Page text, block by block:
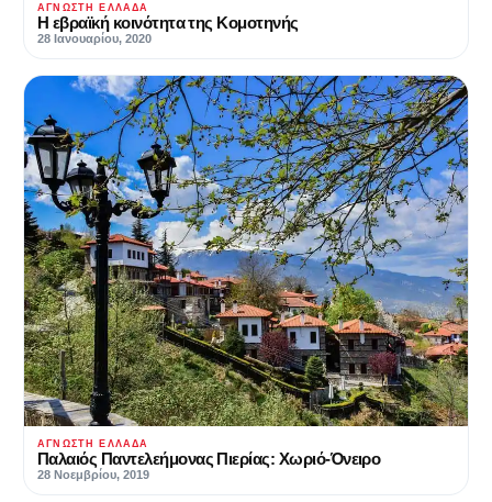
ΆΓΝΩΣΤΗ ΕΛΛΆΔΑ
Η εβραϊκή κοινότητα της Κομοτηνής
28 Ιανουαρίου, 2020
ΆΓΝΩΣΤΗ ΕΛΛΆΔΑ
Παλαιός Παντελεήμονας Πιερίας: Χωριό-Όνειρο
28 Νοεμβρίου, 2019